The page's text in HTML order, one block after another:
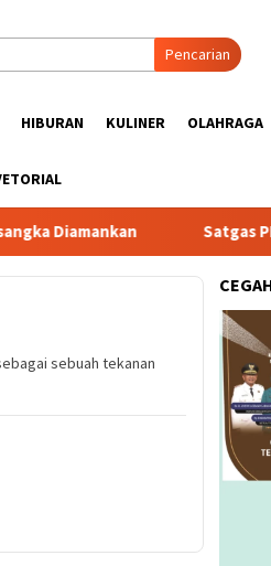
Pencarian
HIBURAN KULINER OLAHRAGA
Satgas PRR Pacu
sebuah tekanan